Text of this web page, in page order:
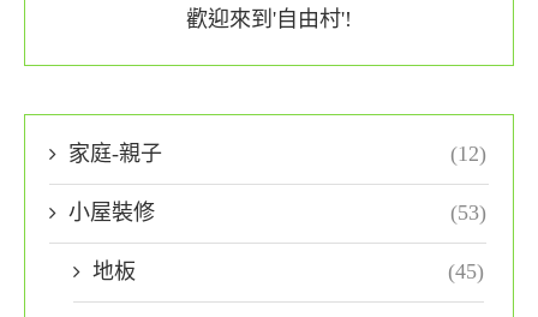
歡迎來到'自由村'!
家庭-親子 (12)
小屋裝修 (53)
地板 (45)